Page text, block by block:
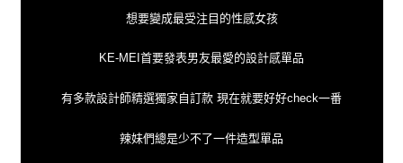
想要變成最受注目的性感女孩
KE-MEI首要發表男友最愛的設計感單品
有多款設計師精選獨家自訂款 現在就要好好check一番
辣妹們總是少不了一件造型單品